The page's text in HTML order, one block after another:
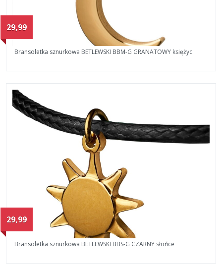
29,99
Bransoletka sznurkowa BETLEWSKI BBM-G GRANATOWY księżyc
29,99
Bransoletka sznurkowa BETLEWSKI BBS-G CZARNY słońce